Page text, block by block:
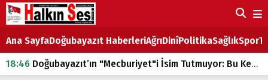
Ana SayfaDoğubayazıt HaberleriAğrıDinîPolitikaSağlıkSpor
18:46 Doğubayazıt’ın "Mecburiyet"i İsim Tutmuyor: Bu Kez de Mem u Zîn Oldu!